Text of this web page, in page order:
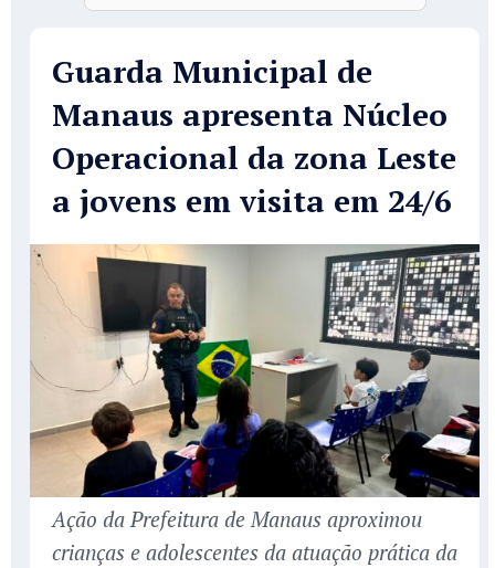
Guarda Municipal de
Manaus apresenta Núcleo
Operacional da zona Leste
a jovens em visita em 24/6
Ação da Prefeitura de Manaus aproximou
crianças e adolescentes da atuação prática da